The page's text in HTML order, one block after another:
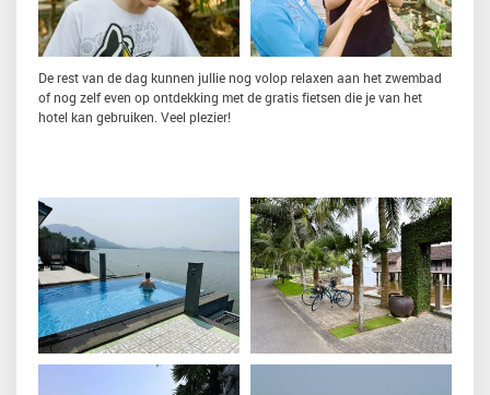
De rest van de dag kunnen jullie nog volop relaxen aan het zwembad
of nog zelf even op ontdekking met de gratis fietsen die je van het
hotel kan gebruiken. Veel plezier!